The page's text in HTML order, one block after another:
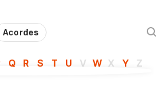
Acordes
Q R S T U V W X Y Z